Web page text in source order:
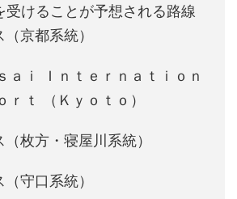
けることが予想される路線
京都系統）
ａｉ Ｉｎｔｅｒｎａｔｉｏｎ
ｒｔ （Ｋｙｏｔｏ）
（枚方・寝屋川系統）
守口系統）